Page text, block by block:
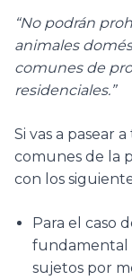
“No podrán
animales
comunes de
residenciales.”
Si vas a pasear
comunes de la
con los
Para el caso
fundamental
sujetos por